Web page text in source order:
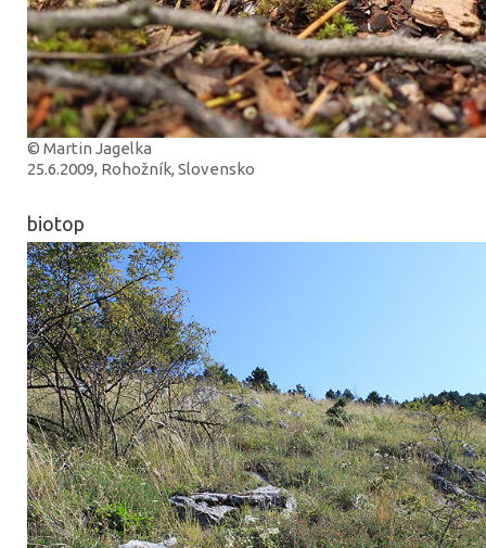
© Martin Jagelka
25.6.2009, Rohožník, Slovensko
biotop